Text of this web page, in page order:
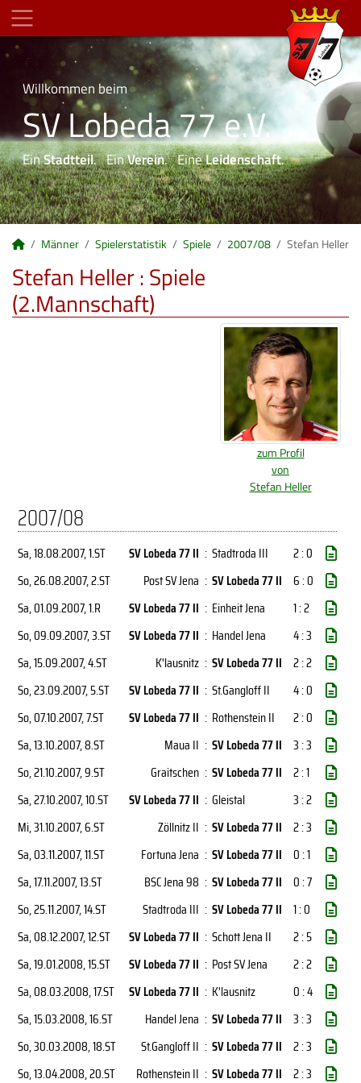
Willkommen beim
SV Lobeda 77 e.V.
EinStadtteil. EinVerein. EineLeidenschaft.
Männer Spielerstatistik Spiele 2007/08 Stefan Heller
Stefan Heller : Spiele
(2.Mannschaft)
zum Profil
von
Stefan Heller
2007/08
Sa, 18.08.2007, 1.ST SV Lobeda 77 II : Stadtroda III
2 : 0
So, 26.08.2007, 2.ST Post SV Jena : SV Lobeda 77 II 6 : 0
Sa, 01.09.2007, 1.R SV Lobeda 77 II : Einheit Jena
1 : 2
So, 09.09.2007, 3.ST SV Lobeda 77 II : Handel Jena
4 : 3
Sa, 15.09.2007, 4.ST K'lausnitz : SV Lobeda 77 II 2 : 2
So, 23.09.2007, 5.ST SV Lobeda 77 II : St.Gangloff II
4 : 0
So, 07.10.2007, 7.ST SV Lobeda 77 II : Rothenstein II
2 : 0
Sa, 13.10.2007, 8.ST Maua II : SV Lobeda 77 II 3 : 3
So, 21.10.2007, 9.ST Graitschen : SV Lobeda 77 II 2 : 1
Sa, 27.10.2007, 10.ST SV Lobeda 77 II : Gleistal
3 : 2
Mi, 31.10.2007, 6.ST Zöllnitz II : SV Lobeda 77 II 2 : 3
Sa, 03.11.2007, 11.ST Fortuna Jena : SV Lobeda 77 II 0 : 1
Sa, 17.11.2007, 13.ST BSC Jena 98 : SV Lobeda 77 II 0 : 7
So, 25.11.2007, 14.ST Stadtroda III : SV Lobeda 77 II 1 : 0
Sa, 08.12.2007, 12.ST SV Lobeda 77 II : Schott Jena II
2 : 5
Sa, 19.01.2008, 15.ST SV Lobeda 77 II : Post SV Jena
2 : 2
Sa, 08.03.2008, 17.ST SV Lobeda 77 II : K'lausnitz
0 : 4
Sa, 15.03.2008, 16.ST Handel Jena : SV Lobeda 77 II 3 : 3
So, 30.03.2008, 18.ST St.Gangloff II : SV Lobeda 77 II 2 : 3
So, 13.04.2008, 20.ST Rothenstein II : SV Lobeda 77 II 2 : 3